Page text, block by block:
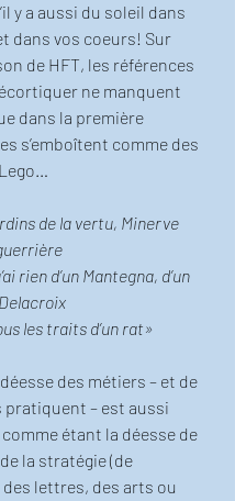
y a aussi du soleil dans
dans vos coeurs! Sur
de HFT, les références
ne manquent
dans la première
s’emboîtent comme des
de la vertu, Minerve
rien d’un Mantegna, d’un
les traits d’un rat»
des métiers – et de
pratiquent – est aussi
étant la déesse de
la stratégie (de
des lettres, des arts ou